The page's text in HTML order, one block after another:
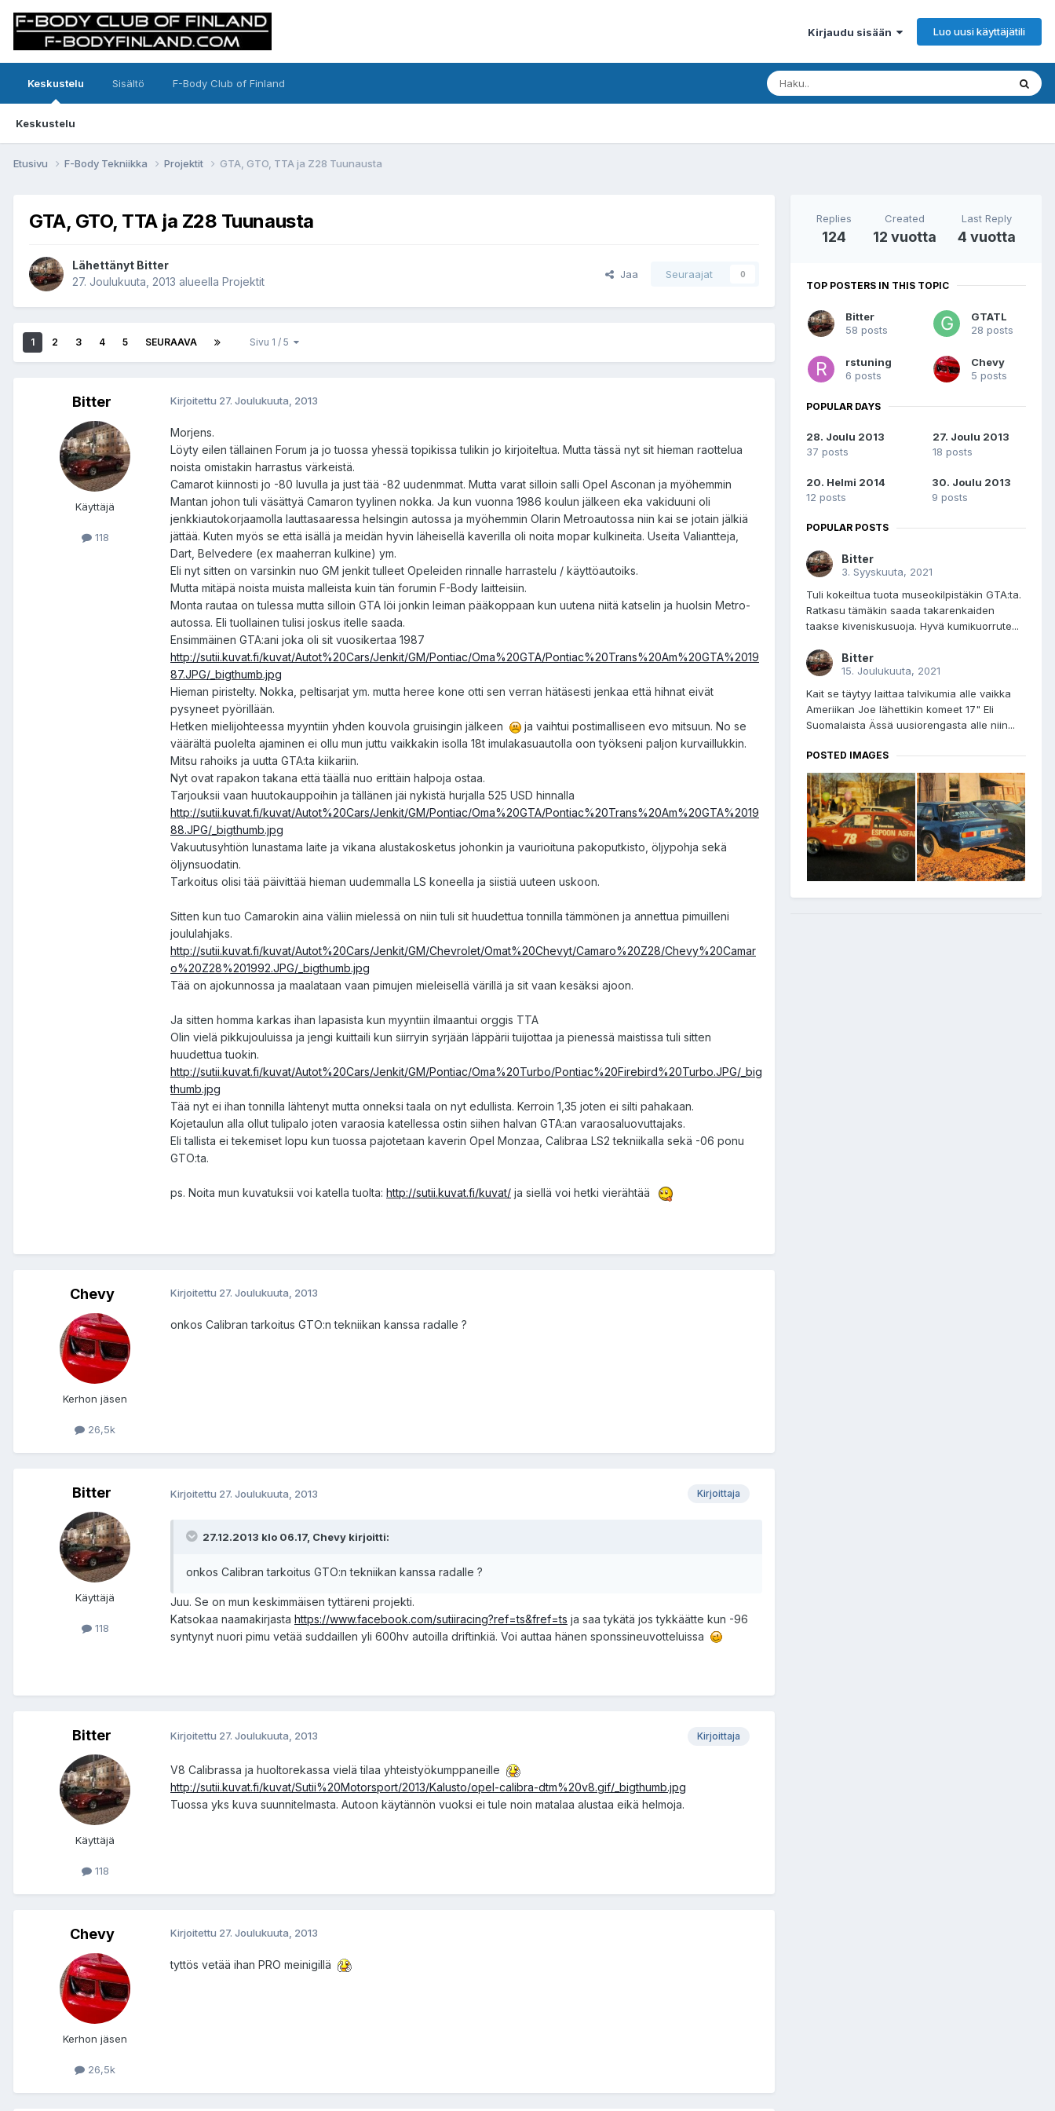
Kirjaudu sisään Luo uusi käyttäjätili
Keskustelu
Keskustelu
Sisältö F-Body Club of Finland
Etusivu F-Body Tekniikka Projektit GTA, GTO, TTA ja Z28 Tuunausta
GTA, GTO, TTA ja Z28 Tuunausta
Lähettänyt Bitter
27. Joulukuuta, 2013 alueella Projektit
Jaa Seuraajat 0
1 2 3 4 5 SEURAAVA Sivu 1 / 5
Bitter
Käyttäjä
118
Kirjoitettu 27. Joulukuuta, 2013
Morjens.
Löyty eilen tällainen Forum ja jo tuossa yhessä topikissa tulikin jo kirjoiteltua. Mutta tässä nyt sit hieman raottelua
noista omistakin harrastus värkeistä.
Camarot kiinnosti jo -80 luvulla ja just tää -82 uudenmmat. Mutta varat silloin salli Opel Asconan ja myöhemmin
Mantan johon tuli väsättyä Camaron tyylinen nokka. Ja kun vuonna 1986 koulun jälkeen eka vakiduuni oli
jenkkiautokorjaamolla lauttasaaressa helsingin autossa ja myöhemmin Olarin Metroautossa niin kai se jotain jälkiä
jättää. Kuten myös se että isällä ja meidän hyvin läheisellä kaverilla oli noita mopar kulkineita. Useita Valiantteja,
Dart, Belvedere (ex maaherran kulkine) ym.
Eli nyt sitten on varsinkin nuo GM jenkit tulleet Opeleiden rinnalle harrastelu / käyttöautoiks.
Mutta mitäpä noista muista malleista kuin tän forumin F-Body laitteisiin.
Monta rautaa on tulessa mutta silloin GTA löi jonkin leiman pääkoppaan kun uutena niitä katselin ja huolsin Metro-
autossa. Eli tuollainen tulisi joskus itelle saada.
Ensimmäinen GTA:ani joka oli sit vuosikertaa 1987
http://sutii.kuvat.fi/kuvat/Autot%20Cars/Jenkit/GM/Pontiac/Oma%20GTA/Pontiac%20Trans%20Am%20GTA%2019
87.JPG/_bigthumb.jpg
Hieman piristelty. Nokka, peltisarjat ym. mutta heree kone otti sen verran hätäsesti jenkaa että hihnat eivät
pysyneet pyörillään.
Hetken mielijohteessa myyntiin yhden kouvola gruisingin jälkeen
ja vaihtui postimalliseen evo mitsuun. No se
väärältä puolelta ajaminen ei ollu mun juttu vaikkakin isolla 18t imulakasuautolla oon työkseni paljon kurvaillukkin.
Mitsu rahoiks ja uutta GTA:ta kiikariin.
Nyt ovat rapakon takana että täällä nuo erittäin halpoja ostaa.
Tarjouksii vaan huutokauppoihin ja tällänen jäi nykistä hurjalla 525 USD hinnalla
http://sutii.kuvat.fi/kuvat/Autot%20Cars/Jenkit/GM/Pontiac/Oma%20GTA/Pontiac%20Trans%20Am%20GTA%2019
88.JPG/_bigthumb.jpg
Vakuutusyhtiön lunastama laite ja vikana alustakosketus johonkin ja vaurioituna pakoputkisto, öljypohja sekä
öljynsuodatin.
Tarkoitus olisi tää päivittää hieman uudemmalla LS koneella ja siistiä uuteen uskoon.
Sitten kun tuo Camarokin aina väliin mielessä on niin tuli sit huudettua tonnilla tämmönen ja annettua pimuilleni
joululahjaks.
http://sutii.kuvat.fi/kuvat/Autot%20Cars/Jenkit/GM/Chevrolet/Omat%20Chevyt/Camaro%20Z28/Chevy%20Camar
o%20Z28%201992.JPG/_bigthumb.jpg
Tää on ajokunnossa ja maalataan vaan pimujen mieleisellä värillä ja sit vaan kesäksi ajoon.
Ja sitten homma karkas ihan lapasista kun myyntiin ilmaantui orggis TTA
Olin vielä pikkujouluissa ja jengi kuittaili kun siirryin syrjään läppärii tuijottaa ja pienessä maistissa tuli sitten
huudettua tuokin.
http://sutii.kuvat.fi/kuvat/Autot%20Cars/Jenkit/GM/Pontiac/Oma%20Turbo/Pontiac%20Firebird%20Turbo.JPG/_big
thumb.jpg
Tää nyt ei ihan tonnilla lähtenyt mutta onneksi taala on nyt edullista. Kerroin 1,35 joten ei silti pahakaan.
Kojetaulun alla ollut tulipalo joten varaosia katellessa ostin siihen halvan GTA:an varaosaluovuttajaks.
Eli tallista ei tekemiset lopu kun tuossa pajotetaan kaverin Opel Monzaa, Calibraa LS2 tekniikalla sekä -06 ponu
GTO:ta.
ps. Noita mun kuvatuksii voi katella tuolta: http://sutii.kuvat.fi/kuvat/ ja siellä voi hetki vierähtää
Chevy
Kerhon jäsen
26,5k
Kirjoitettu 27. Joulukuuta, 2013
onkos Calibran tarkoitus GTO:n tekniikan kanssa radalle ?
Bitter
Käyttäjä
118
Kirjoittaja
Kirjoitettu 27. Joulukuuta, 2013
27.12.2013 klo 06.17, Chevy kirjoitti:
onkos Calibran tarkoitus GTO:n tekniikan kanssa radalle ?
Juu. Se on mun keskimmäisen tyttäreni projekti.
Katsokaa naamakirjasta https://www.facebook.com/sutiiracing?ref=ts&fref=ts ja saa tykätä jos tykkäätte kun -96
syntynyt nuori pimu vetää suddaillen yli 600hv autoilla driftinkiä. Voi auttaa hänen sponssineuvotteluissa
Bitter
Käyttäjä
118
Kirjoittaja
Kirjoitettu 27. Joulukuuta, 2013
V8 Calibrassa ja huoltorekassa vielä tilaa yhteistyökumppaneille
http://sutii.kuvat.fi/kuvat/Sutii%20Motorsport/2013/Kalusto/opel-calibra-dtm%20v8.gif/_bigthumb.jpg
Tuossa yks kuva suunnitelmasta. Autoon käytännön vuoksi ei tule noin matalaa alustaa eikä helmoja.
Chevy
Kerhon jäsen
26,5k
Kirjoitettu 27. Joulukuuta, 2013
tyttös vetää ihan PRO meinigillä
Replies
124
Created
12 vuotta
Last Reply
4 vuotta
TOP POSTERS IN THIS TOPIC
Bitter
58 posts
GTATL
28 posts
rstuning
6 posts
Chevy
5 posts
POPULAR DAYS
28. Joulu 2013
37 posts
27. Joulu 2013
18 posts
20. Helmi 2014
12 posts
30. Joulu 2013
9 posts
POPULAR POSTS
Bitter
3. Syyskuuta, 2021
Tuli kokeiltua tuota museokilpistäkin GTA:ta.
Ratkasu tämäkin saada takarenkaiden
taakse kiveniskusuoja. Hyvä kumikuorrute...
Bitter
15. Joulukuuta, 2021
Kait se täytyy laittaa talvikumia alle vaikka
Ameriikan Joe lähettikin komeet 17" Eli
Suomalaista Ässä uusiorengasta alle niin...
POSTED IMAGES